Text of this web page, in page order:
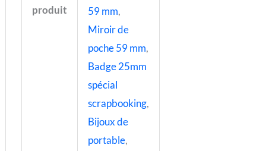
produit
59 mm,
Miroir de
poche 59 mm,
Badge 25mm
spécial
scrapbooking,
Bijoux de
portable,